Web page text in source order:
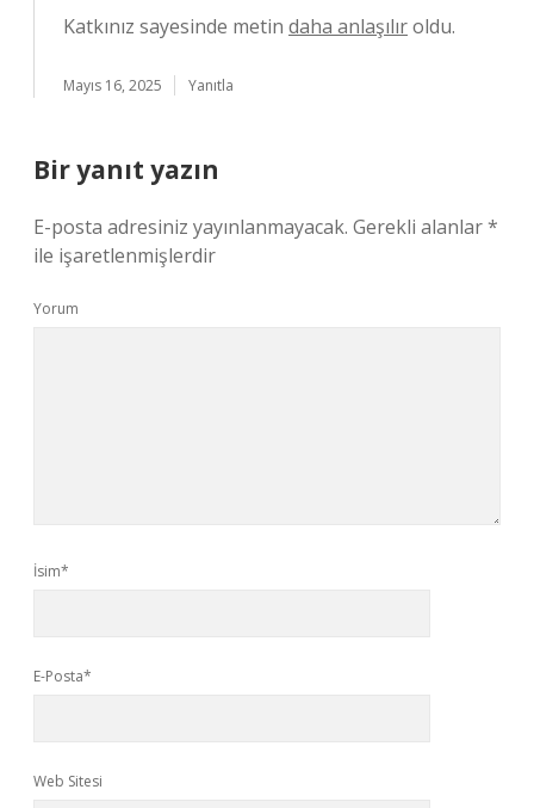
Katkınız sayesinde metin daha anlaşılıroldu.
Mayıs 16, 2025 Yanıtla
Bir yanıt yazın
E-posta adresiniz yayınlanmayacak. Gerekli alanlar*
ile işaretlenmişlerdir
Yorum
İsim*
E-Posta*
Web Sitesi